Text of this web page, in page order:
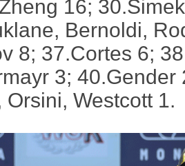
16;
Bernoldi,
8; 37.Cortes 6;
3; 40.Gender
Orsini, Westcott 1.